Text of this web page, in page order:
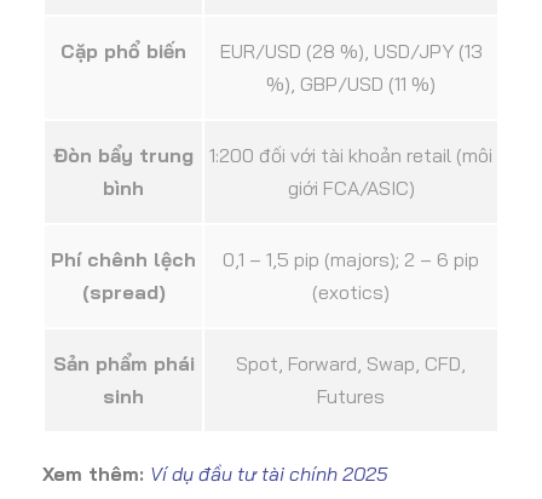
Cặp phổ biến
EUR/USD (28 %), USD/JPY (13
%), GBP/USD (11 %)
Đòn bẩy trung
bình
1:200 đối với tài khoản retail (môi
giới FCA/ASIC)
Phí chênh lệch
(spread)
0,1 – 1,5 pip (majors); 2 – 6 pip
(exotics)
Sản phẩm phái
sinh
Spot, Forward, Swap, CFD,
Futures
Xem thêm: Ví dụ đầu tư tài chính 2025